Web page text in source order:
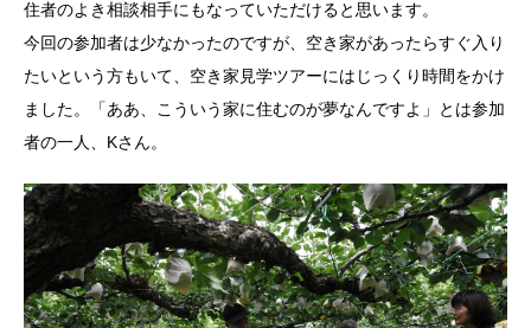
住者のよき相談相手にもなっていただけると思います。
今回の参加者は少なかったのですが、空き家があったらすぐ入り
たいという方もいて、空き家見学ツアーにはじっくり時間をかけ
ました。「ああ、こういう家に住むのが夢なんですよ」とは参加
者の一人、Kさん。